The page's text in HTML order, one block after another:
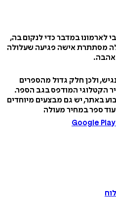
לארמונו במדבר כדי לנקום בה,
מסתתרת אישה פגיעה שעלולה
אהבה.
ולכן חלק גדול מהספרים
הקטלוגי המודפס בגב הספר.
באתר, יש גם מבצעים מיוחדים
עוד ספר במחיר מעולה
Google Play